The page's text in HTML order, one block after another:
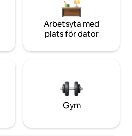
Arbetsyta med
plats för dator
Gym